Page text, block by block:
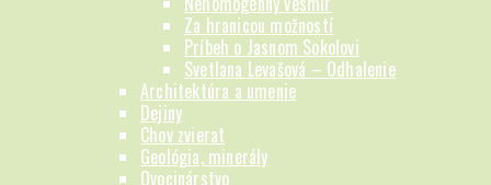
Za hranicou možností
Príbeh o Jasnom Sokolovi
Svetlana Levašová – Odhalenie
Architektúra a umenie
Dejiny
Chov zvierat
Geológia, minerály
Ovocinárstvo